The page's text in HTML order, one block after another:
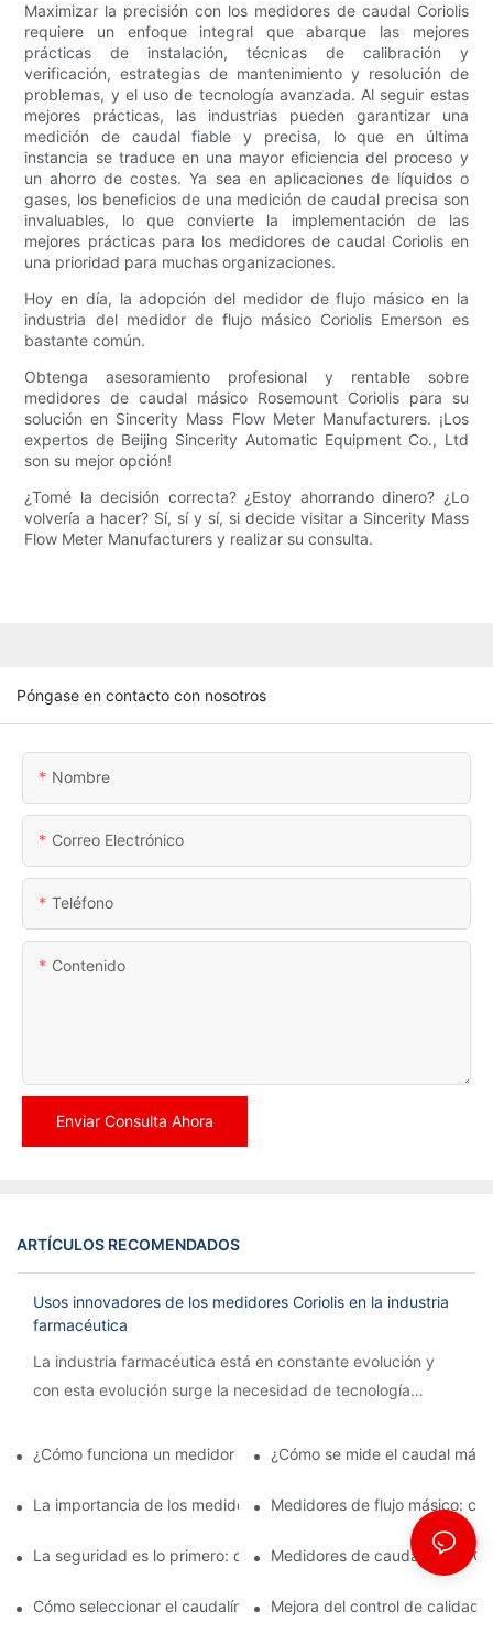
Maximizar la precisión con los medidores de caudal Coriolis
requiere un enfoque integral que abarque las mejores
prácticas de instalación, técnicas de calibración y
verificación, estrategias de mantenimiento y resolución de
problemas, y el uso de tecnología avanzada. Al seguir estas
mejores prácticas, las industrias pueden garantizar una
medición de caudal fiable y precisa, lo que en última
instancia se traduce en una mayor eficiencia del proceso y
un ahorro de costes. Ya sea en aplicaciones de líquidos o
gases, los beneficios de una medición de caudal precisa son
invaluables, lo que convierte la implementación de las
mejores prácticas para los medidores de caudal Coriolis en
una prioridad para muchas organizaciones.
Hoy en día, la adopción del medidor de flujo másico en la
industria del medidor de flujo másico Coriolis Emerson es
bastante común.
Obtenga asesoramiento profesional y rentable sobre
medidores de caudal másico Rosemount Coriolis para su
solución en Sincerity Mass Flow Meter Manufacturers. ¡Los
expertos de Beijing Sincerity Automatic Equipment Co., Ltd
son su mejor opción!
¿Tomé la decisión correcta? ¿Estoy ahorrando dinero? ¿Lo
volvería a hacer? Sí, sí y sí, si decide visitar a Sincerity Mass
Flow Meter Manufacturers y realizar su consulta.
Póngase en contacto con nosotros
Nombre
Correo Electrónico
Teléfono
Contenido
Enviar Consulta Ahora
ARTÍCULOS RECOMENDADOS
Usos innovadores de los medidores Coriolis en la industria
farmacéutica
La industria farmacéutica está en constante evolución y
con esta evolución surge la necesidad de tecnología
precisión.
¿Cómo funciona un medidor de caudal Coriolis?
¿Cómo se mide el caudal
La importancia de los medidores de flujo másico en la
Medidores de flujo másico:
La seguridad es lo primero: comprensión de los caudalímetros
Medidores de caudal ATEX:
Cómo seleccionar el caudalímetro ATEX adecuado para
Mejora del control de calidad